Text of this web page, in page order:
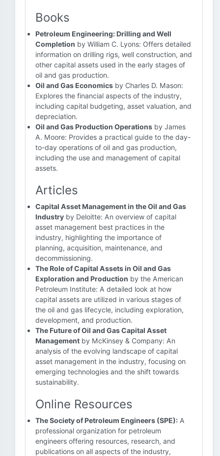
Books
Petroleum Engineering: Drilling and Well
Completion by William C. Lyons: Offers detailed
information on drilling rigs, well construction, and
other capital assets used in the early stages of
oil and gas production.
Oil and Gas Economics by Charles D. Mason:
Explores the financial aspects of the industry,
including capital budgeting, asset valuation, and
depreciation.
Oil and Gas Production Operations by James
A. Moore: Provides a practical guide to the day-
to-day operations of oil and gas production,
including the use and management of capital
assets.
Articles
Capital Asset Management in the Oil and Gas
Industry by Deloitte: An overview of capital
asset management best practices in the
industry, highlighting the importance of
planning, acquisition, maintenance, and
decommissioning.
The Role of Capital Assets in Oil and Gas
Exploration and Production by the American
Petroleum Institute: A detailed look at how
capital assets are utilized in various stages of
the oil and gas lifecycle, including exploration,
development, and production.
The Future of Oil and Gas Capital Asset
Management by McKinsey & Company: An
analysis of the evolving landscape of capital
asset management in the industry, focusing on
emerging technologies and the shift towards
sustainability.
Online Resources
The Society of Petroleum Engineers (SPE): A
professional organization for petroleum
engineers offering resources, research, and
publications on all aspects of the industry,